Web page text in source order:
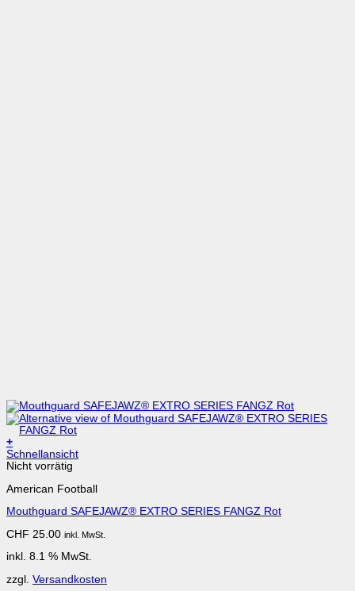
+
Schnellansicht
Nicht vorrätig
American Football
Mouthguard SAFEJAWZ® EXTRO SERIES FANGZ Rot
CHF 25.00 inkl. MwSt.
inkl. 8.1 % MwSt.
zzgl. Versandkosten